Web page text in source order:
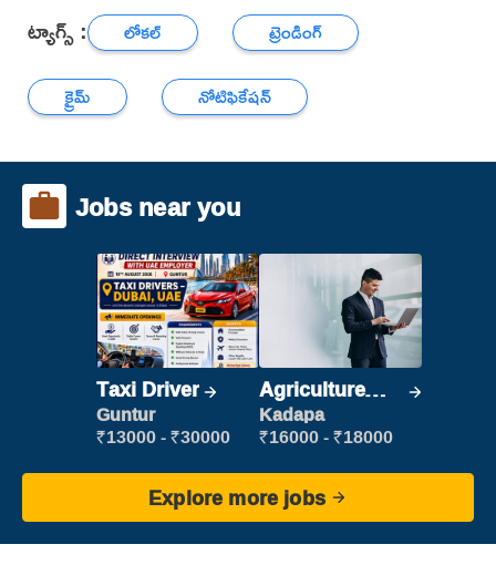
ట్యాగ్స్ : లోకల్
ట్రెండింగ్
క్రైమ్
నోటిఫికేషన్
Jobs near you
Taxi Driver
Guntur
₹13000 - ₹30000
Agriculture
Labour
Kadapa
₹16000 - ₹18000
Explore more jobs